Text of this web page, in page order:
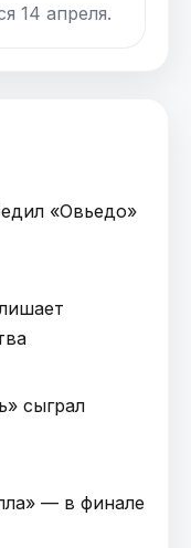
14 апреля.
«Овьедо»
сыграл
— в финале